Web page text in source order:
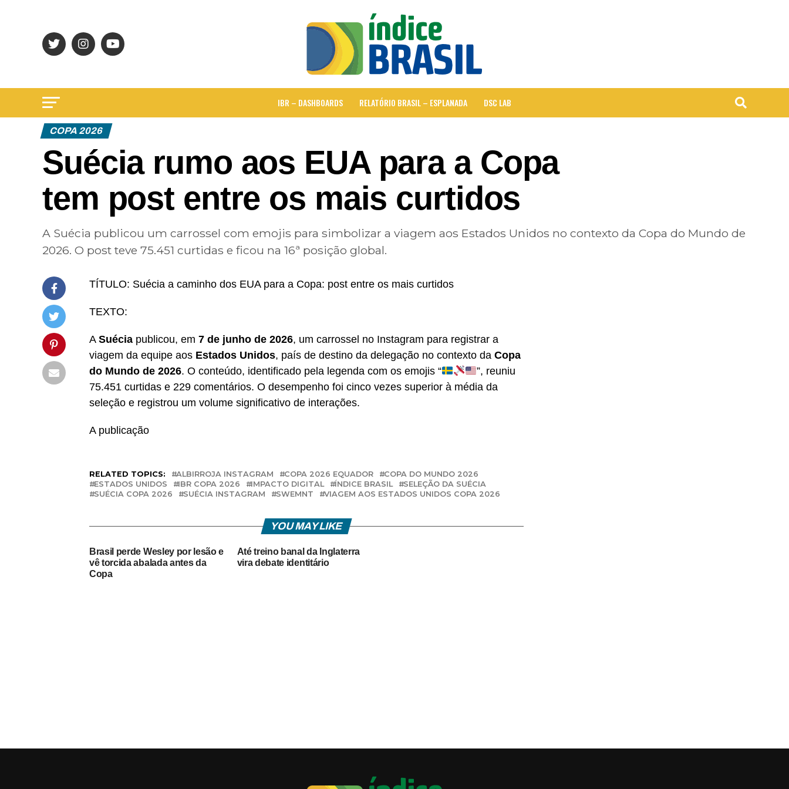
IBR – DASHBOARDS RELATÓRIO BRASIL – ESPLANADA DSC LAB
COPA 2026
Suécia rumo aos EUA para a Copa
tem post entre os mais curtidos
A Suécia publicou um carrossel com emojis para simbolizar a viagem aos Estados Unidos no contexto da Copa do Mundo de
2026. O post teve 75.451 curtidas e ficou na 16ª posição global.
TÍTULO: Suécia a caminho dos EUA para a Copa: post entre os mais curtidos
TEXTO:
A Suécia publicou, em 7 de junho de 2026, um carrossel no Instagram para registrar a
viagem da equipe aos Estados Unidos, país de destino da delegação no contexto da Copa
do Mundo de 2026. O conteúdo, identificado pela legenda com os emojis “
”, reuniu
75.451 curtidas e 229 comentários. O desempenho foi cinco vezes superior à média da
seleção e registrou um volume significativo de interações.
A publicação
RELATED TOPICS: ALBIRROJA INSTAGRAM COPA 2026 EQUADOR
COPA DO MUNDO 2026
ESTADOS UNIDOS
IBR COPA 2026 IMPACTO DIGITAL ÍNDICE BRASIL
SELEÇÃO DA SUÉCIA
SUÉCIA COPA 2026
SUÉCIA INSTAGRAM SWEMNT VIAGEM AOS ESTADOS UNIDOS COPA 2026
YOU MAY LIKE
Brasil perde Wesley por lesão e
vê torcida abalada antes da
Copa
Até treino banal da Inglaterra
vira debate identitário